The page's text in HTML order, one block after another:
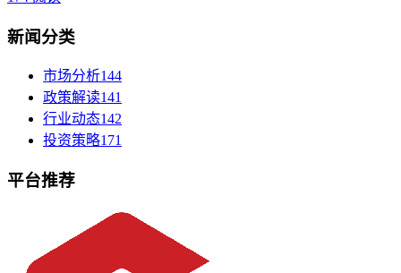
新闻分类
市场分析144
政策解读141
行业动态142
投资策略171
平台推荐